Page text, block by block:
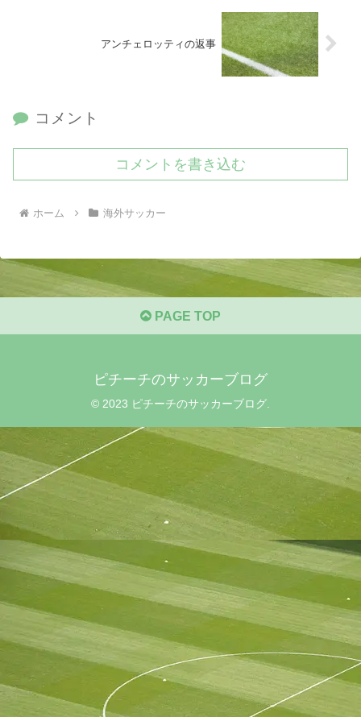
アンチェロッティの返事
コメント
コメントを書き込む
ホーム 海外サッカー
PAGE TOP
ピチーチのサッカーブログ
© 2023 ピチーチのサッカーブログ.